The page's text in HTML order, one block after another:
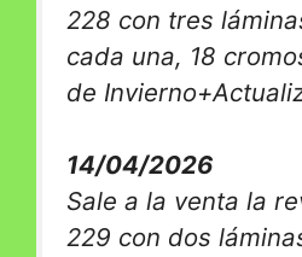
228 con tres
cada una, 18
de
14/04/2026
Sale a la venta la
229 con dos